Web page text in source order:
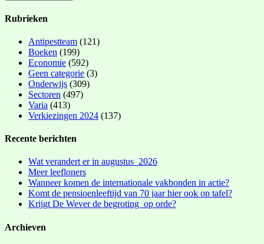
Rubrieken
Antipestteam (121)
Boeken (199)
Economie (592)
Geen categorie (3)
Onderwijs (309)
Sectoren (497)
Varia (413)
Verkiezingen 2024 (137)
Recente berichten
Wat verandert er in augustus 2026
Meer leefloners
Wanneer komen de internationale vakbonden in actie?
Komt de pensioenleeftijd van 70 jaar hier ook op tafel?
Krijgt De Wever de begroting op orde?
Archieven